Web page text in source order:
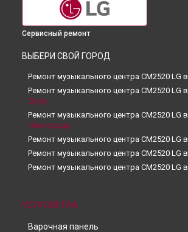
Сервисный ремонт
ВЫБЕРИ СВОЙ ГОРОД
Ремонт музыкального центра CM2520 LG в
Ремонт музыкального центра CM2520 LG в
Дону
Ремонт музыкального центра CM2520 LG в
Новгороде
Ремонт музыкального центра CM2520 LG в
Ремонт музыкального центра CM2520 LG в
Ремонт музыкального центра CM2520 LG в
Ремонт музыкального центра CM2520 LG в
Ремонт музыкального центра CM2520 LG в
УСТРОЙСТВА
Варочная панель